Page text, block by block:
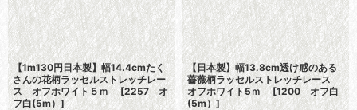
【1m130円日本製】幅14.4cmたく
さんの花柄ラッセルストレッチレー
ス オフホワイト５ｍ [2257 オ
フ白(5m）]
【日本製】幅13.8cm透け感のある
薔薇柄ラッセルストレッチレース
オフホワイト5ｍ [1200 オフ白
(5m）]